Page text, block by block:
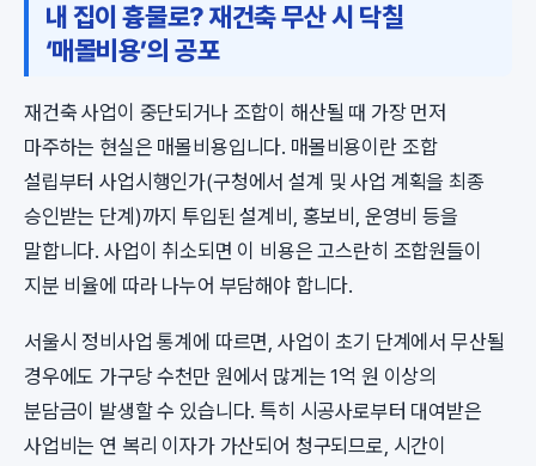
내 집이 흉물로? 재건축 무산 시 닥칠
‘매몰비용’의 공포
재건축 사업이 중단되거나 조합이 해산될 때 가장 먼저
마주하는 현실은 매몰비용입니다. 매몰비용이란 조합
설립부터 사업시행인가(구청에서 설계 및 사업 계획을 최종
승인받는 단계)까지 투입된 설계비, 홍보비, 운영비 등을
말합니다. 사업이 취소되면 이 비용은 고스란히 조합원들이
지분 비율에 따라 나누어 부담해야 합니다.
서울시 정비사업 통계에 따르면, 사업이 초기 단계에서 무산될
경우에도 가구당 수천만 원에서 많게는 1억 원 이상의
분담금이 발생할 수 있습니다. 특히 시공사로부터 대여받은
사업비는 연 복리 이자가 가산되어 청구되므로, 시간이